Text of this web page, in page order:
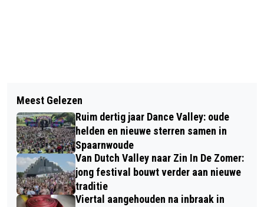
SPORT- EN BEWEEGLEIDER ‘FITTE
SENIOR’ BIJ NOVA COLLEGE CIOS
KLEINE BRAND IN FIETSENWINKEL
HOOFDDORP
Meest Gelezen
Ruim dertig jaar Dance Valley: oude
helden en nieuwe sterren samen in
Spaarnwoude
Van Dutch Valley naar Zin In De Zomer:
jong festival bouwt verder aan nieuwe
traditie
Viertal aangehouden na inbraak in